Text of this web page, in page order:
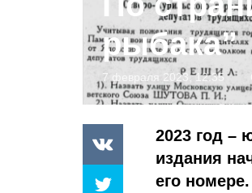
рыбака”
7 февраля 2023, 12:35
2023 год –
издания
его номере.